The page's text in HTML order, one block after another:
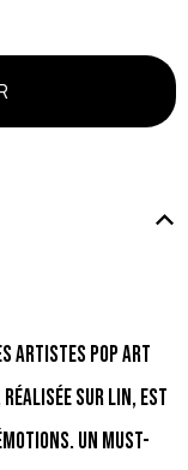
artistes pop art
réalisée sur lin, est
Un must-